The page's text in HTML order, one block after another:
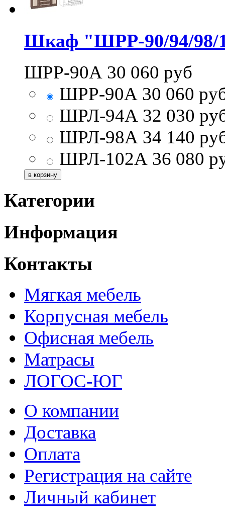
Шкаф "ШРР-90/94/98/
ШРР-90А 30 060 руб
ШРР-90А 30 060
ШРЛ-94А 32 030
ШРЛ-98А 34 140
ШРЛ-102А 36 080
Категории
Информация
Контакты
Мягкая мебель
Корпусная мебель
Офисная мебель
Матрасы
ЛОГОС-ЮГ
О компании
Доставка
Оплата
Регистрация на сайте
Личный кабинет